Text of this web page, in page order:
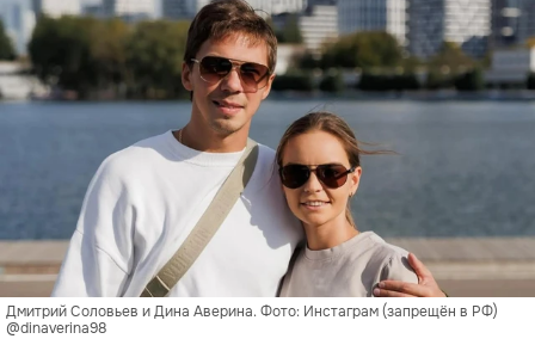
Дмитрий Соловьев и Дина Аверина. Фото: Инстаграм (запрещён в РФ)
@dinaverina98